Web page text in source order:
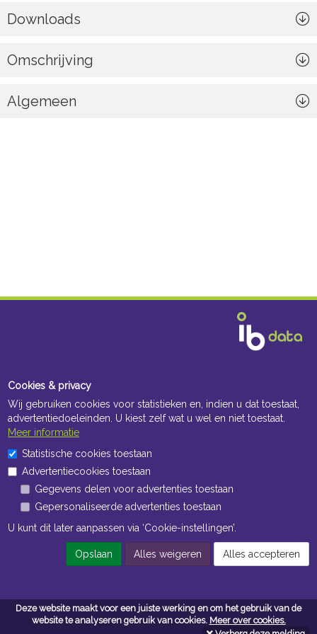
Deze website maakt voor een juiste werking en om het gebruik van de
website te analyseren gebruik van cookies. Meer over cookies.
Downloads
Omschrijving
Algemeen
Openingstijden Kantoor
ma t/m vr 8:30 uur tot 17:00 uur
Openingstijden Magazijn
ma t/m vr 7:00 uur tot 16:30 uur
Algemene voorwaarden
Cookies & privacy
Wij gebruiken cookies voor statistieken en, indien u dat toestaat,
advertentiedoeleinden. U kiest zelf wat u wel en niet toestaat.
Meer informatie
Statistische cookies toestaan
Advertentiecookies toestaan
Gegevens delen voor advertenties toestaan
Gepersonaliseerde advertenties toestaan
U kunt dit later aanpassen via ‘Cookie-instellingen’.
Opslaan Alles weigeren Alles accepteren